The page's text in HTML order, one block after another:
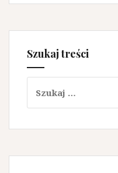
Szukaj treści